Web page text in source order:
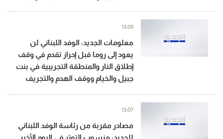
معلومات الجديد: الوفد اللبناني لن
يعود إلى روما قبل إحراز تقدم في وقف
إطلاق النار والمنطقة التجريبية في بنت
جبيل والخيام ووقف الهدم والتجريف
13:09
مصادر مقربة من رئاسة الوفد اللبناني
للجديد: منسوب التوتر في اليوم الأخير
13:07